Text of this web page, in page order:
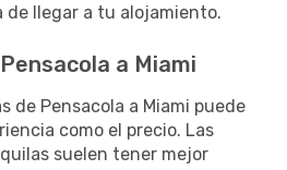
de llegar a tu alojamiento.
a Miami
de Pensacola a Miami puede
como el precio. Las
suelen tener mejor